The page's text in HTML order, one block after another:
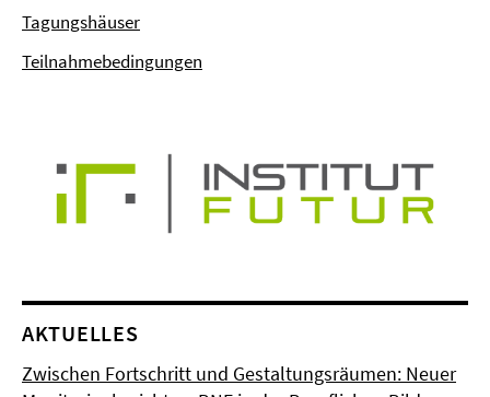
Tagungshäuser
Teilnahmebedingungen
AKTUELLES
Zwischen Fortschritt und Gestaltungsräumen: Neuer